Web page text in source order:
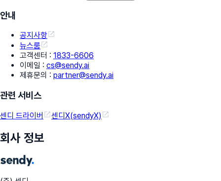
안내
공지사항
뉴스룸
고객센터 : 1833-6606
이메일 : cs@sendy.ai
제휴문의 : partner@sendy.ai
관련 서비스
센디 드라이버 센디X(sendyX)
회사 정보